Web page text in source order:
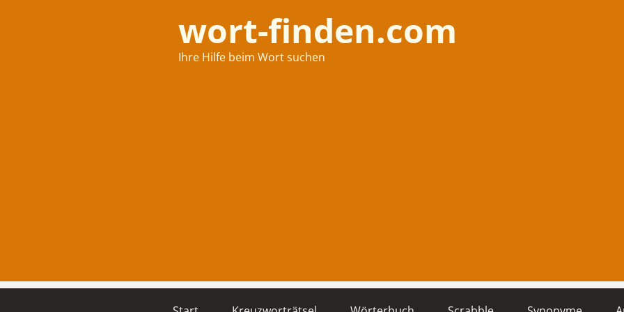
wort-finden.com
Ihre Hilfe beim Wort suchen